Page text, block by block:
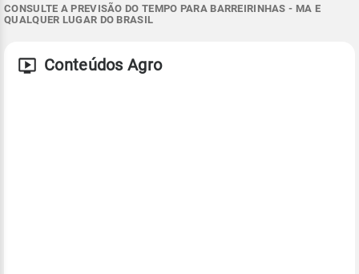
CONSULTE A PREVISÃO DO TEMPO PARA BARREIRINHAS - MA E
QUALQUER LUGAR DO BRASIL
Conteúdos Agro